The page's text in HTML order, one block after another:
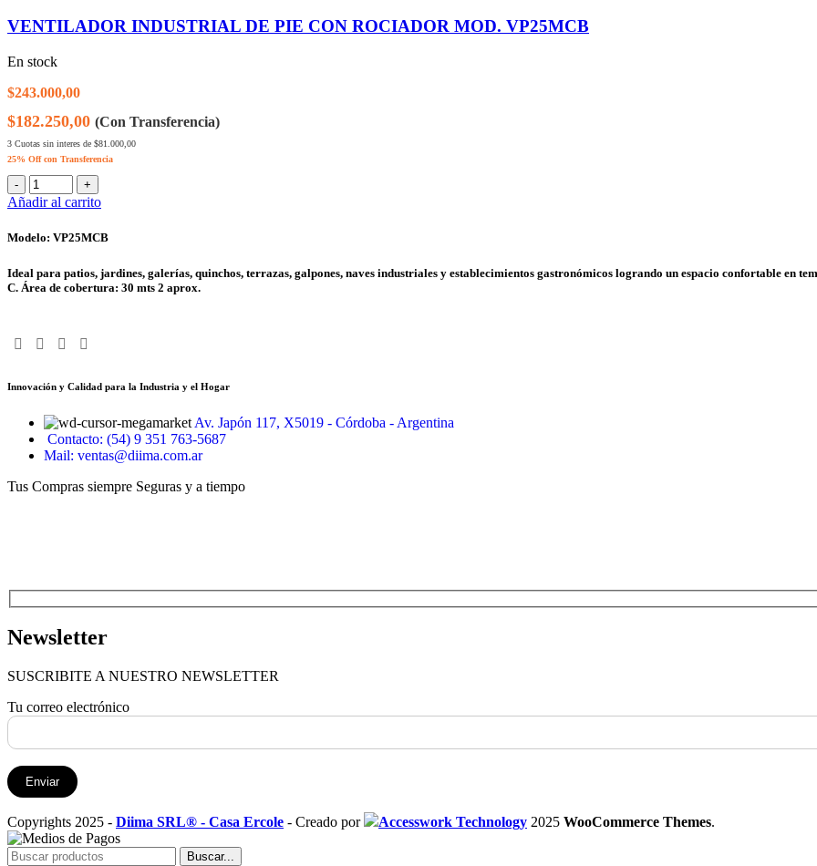
VENTILADOR INDUSTRIAL DE PIE CON ROCIADOR MOD. VP25MCB
En stock
$243.000,00
$182.250,00 (Con Transferencia)
3 Cuotas sin interes de $81.000,00
25% Off con Transferencia
Añadir al carrito
Modelo: VP25MCB
Ideal para patios, jardines, galerías, quinchos, terrazas, galpones, naves industriales y establecimientos gastronómicos logrando un espacio confortable en
C. Área de cobertura: 30 mts 2 aprox.
Innovación y Calidad para la Industria y el Hogar
Av. Japón 117, X5019 - Córdoba - Argentina
Contacto: (54) 9 351 763-5687
Mail: ventas@diima.com.ar
Tus Compras siempre Seguras y a tiempo
Newsletter
SUSCRIBITE A NUESTRO NEWSLETTER
Tu correo electrónico
Copyrights 2025 - Diima SRL® - Casa Ercole - Creado por Accesswork Technology 2025 WooCommerce Themes.
Buscar...